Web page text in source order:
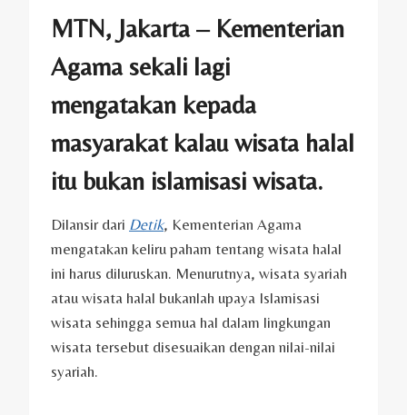
MTN, Jakarta – Kementerian
Agama sekali lagi
mengatakan kepada
masyarakat kalau wisata halal
itu bukan islamisasi wisata.
Dilansir dari Detik, Kementerian Agama
mengatakan keliru paham tentang wisata halal
ini harus diluruskan. Menurutnya, wisata syariah
atau wisata halal bukanlah upaya Islamisasi
wisata sehingga semua hal dalam lingkungan
wisata tersebut disesuaikan dengan nilai-nilai
syariah.